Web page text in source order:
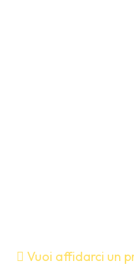
Vuoi affidarci un